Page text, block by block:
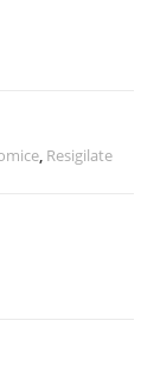
, Resigilate